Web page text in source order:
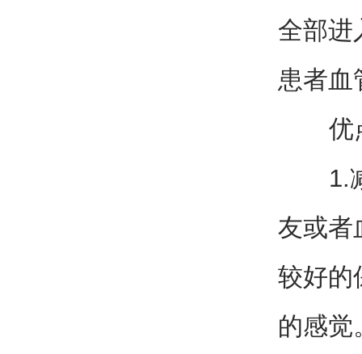
全部进
患者血
优
1.减
友或者
较好的
的感觉